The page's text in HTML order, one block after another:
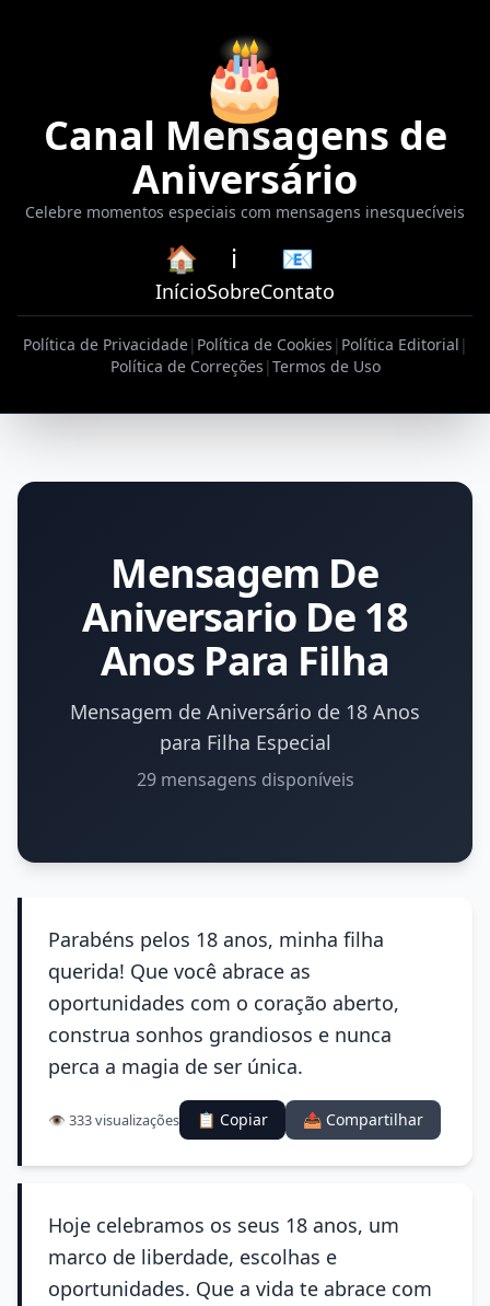
🎂
Canal Mensagens de
Aniversário
Celebre momentos especiais com mensagens inesquecíveis
🏠
Início
ℹ️
Sobre
📧
Contato
Política de Privacidade| Política de Cookies | Política Editorial |
Política de Correções |Termos de Uso
Mensagem De
Aniversario De 18
Anos Para Filha
Mensagem de Aniversário de 18 Anos
para Filha Especial
29 mensagens disponíveis
Parabéns pelos 18 anos, minha filha
querida! Que você abrace as
oportunidades com o coração aberto,
construa sonhos grandiosos e nunca
perca a magia de ser única.
👁️ 333 visualizações 📋 Copiar 📤 Compartilhar
Hoje celebramos os seus 18 anos, um
marco de liberdade, escolhas e
oportunidades. Que a vida te abrace com